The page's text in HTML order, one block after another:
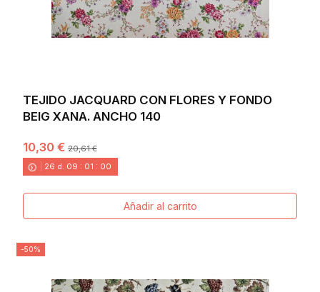
TEJIDO JACQUARD CON FLORES Y FONDO
BEIG XANA. ANCHO 140
10,30 €20,61 €
26 d. 09 : 00 :58
Añadir al carrito
-50%